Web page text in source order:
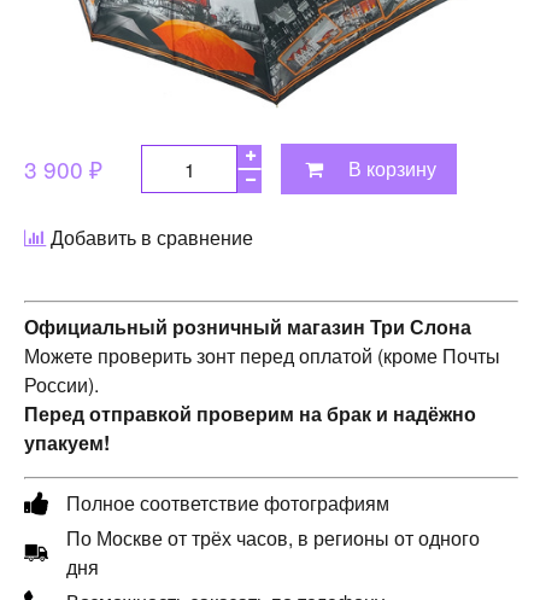
3 900 ₽ В корзину
Добавить в сравнение
Официальный розничный магазин Три Слона
Можете проверить зонт перед оплатой (кроме Почты
России).
Перед отправкой проверим на брак и надёжно
упакуем!
Полное соответствие фотографиям
По Москве от трёх часов, в регионы от одного
дня